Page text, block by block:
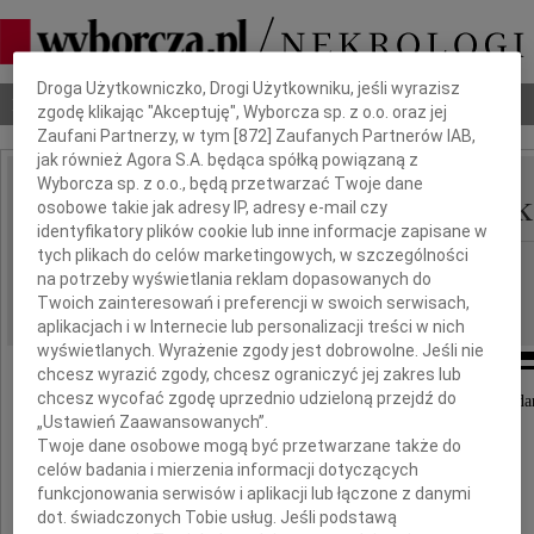
Nekrologi Odeszli Poradnik pogrzebowy
IMIĘ I NAZWISKO: Maria Wanda
REGION: Warszawa, Poznań
DATA EMISJI: 17.05.2013
Z żalem zawiadamiamy, że 6 maja 2013 roku w
zmarła w wieku 95 lat
Dbamy o Twoją prywatność
Droga Użytkowniczko, Drogi Użytkowniku, jeśli wyrazisz
zgodę klikając "Akceptuję", Wyborcza sp. z o.o. oraz jej
Zaufani Partnerzy, w tym [872 ] Zaufanych Partnerów IAB,
jak również Agora S.A. będąca spółką powiązaną z
Wyborcza sp. z o.o., będą przetwarzać Twoje dane
osobowe takie jak adresy IP, adresy e-mail czy
identyfikatory plików cookie lub inne informacje zapisane w
tych plikach do celów marketingowych, w szczególności
na potrzeby wyświetlania reklam dopasowanych do
Twoich zainteresowań i preferencji w swoich serwisach,
aplikacjach i w Internecie lub personalizacji treści w nich
wyświetlanych. Wyrażenie zgody jest dobrowolne. Jeśli nie
chcesz wyrazić zgody, chcesz ograniczyć jej zakres lub
chcesz wycofać zgodę uprzednio udzieloną przejdź do
„Ustawień Zaawansowanych”.
Twoje dane osobowe mogą być przetwarzane także do
celów badania i mierzenia informacji dotyczących
funkcjonowania serwisów i aplikacji lub łączone z danymi
dot. świadczonych Tobie usług. Jeśli podstawą